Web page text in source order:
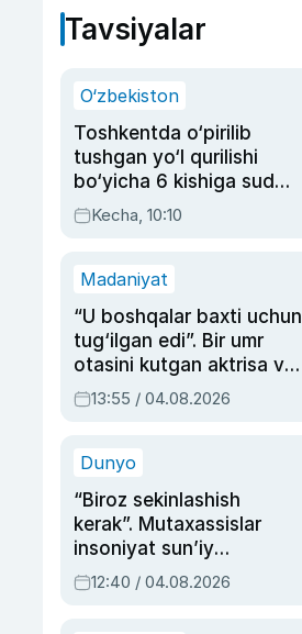
Tavsiyalar
O‘zbekiston
Toshkentda o‘pirilib
tushgan yo‘l qurilishi
bo‘yicha 6 kishiga sud
hukmi o‘qildi
Kecha, 10:10
Madaniyat
“U boshqalar baxti uchun
tug‘ilgan edi”. Bir umr
otasini kutgan aktrisa va
dublyaj ustasi Rimma
Ahmedovaning
13:55 / 04.08.2026
Dunyo
“Biroz sekinlashish
kerak”. Mutaxassislar
insoniyat sun’iy
intellektni boshqara
olmay qolishidan xavotir
12:40 / 04.08.2026